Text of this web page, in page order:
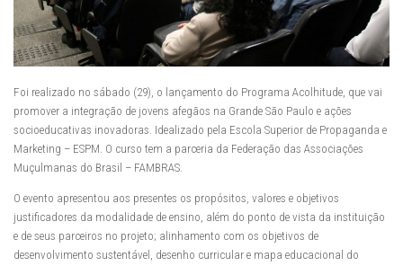
Foi realizado no sábado (29), o lançamento do Programa Acolhitude, que vai
promover a integração de jovens afegãos na Grande São Paulo e ações
socioeducativas inovadoras. Idealizado pela Escola Superior de Propaganda e
Marketing – ESPM. O curso tem a parceria da Federação das Associações
Muçulmanas do Brasil – FAMBRAS.
O evento apresentou aos presentes os propósitos, valores e objetivos
justificadores da modalidade de ensino, além do ponto de vista da instituição
e de seus parceiros no projeto; alinhamento com os objetivos de
desenvolvimento sustentável, desenho curricular e mapa educacional do